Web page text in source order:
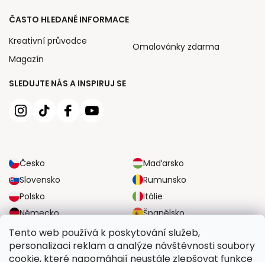
Tento web používá k poskytování služeb,
personalizaci reklam a analýze návštěvnosti soubory
cookie, které napomáhají neustále zlepšovat funkce
SLEDUJTE NÁS A INSPIRUJ SE
Česko
Maďarsko
Slovensko
Rumunsko
Polsko
Itálie
Německo
Španělsko
Velká Británie
Rakousko
ČASTO HLEDANÉ INFORMACE
Kreativní průvodce
Magazín
Omalovánky zdarma